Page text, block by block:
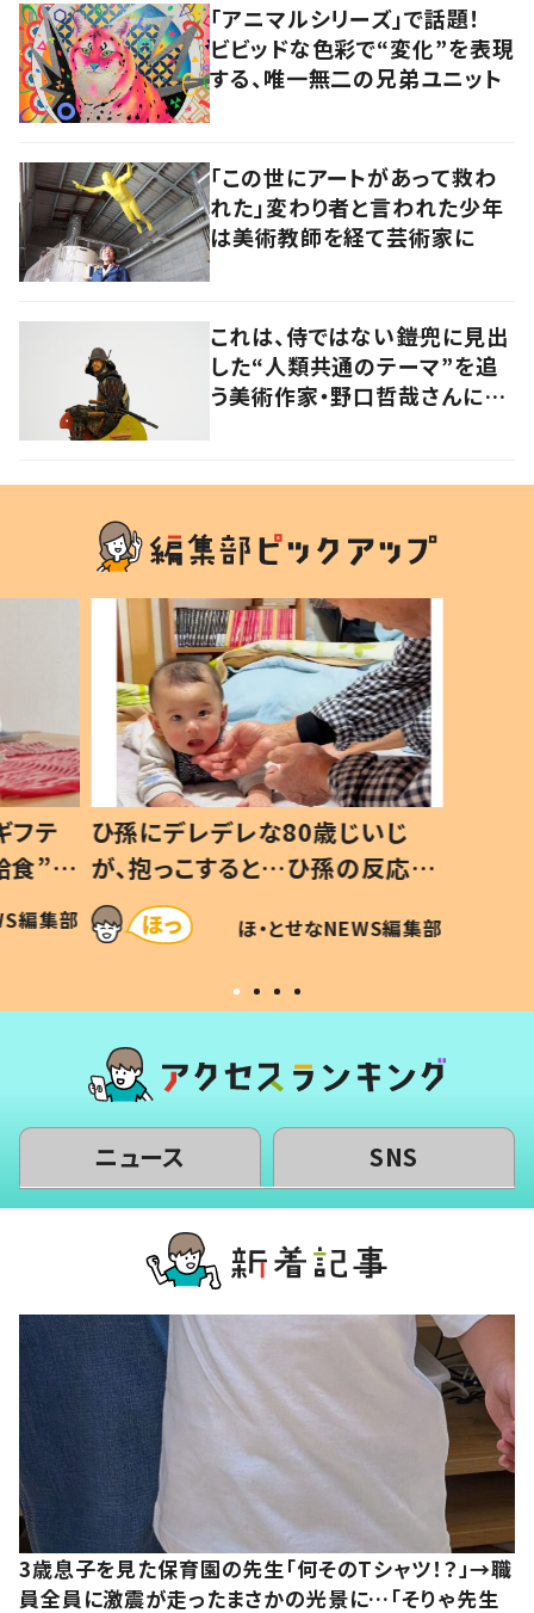
「アニマルシリーズ」で話題！
ビビッドな色彩で“変化”を表現
する、唯一無二の兄弟ユニット
「この世にアートがあって救わ
れた」変わり者と言われた少年
は美術教師を経て芸術家に
これは、侍ではない――鎧兜に見出
した“人類共通のテーマ”を追
う美術作家・野口哲哉さんに聞
フテ
食”を
の親
編集部
ひ孫にデレデレな80歳じいじ
が、抱っこすると…ひ孫の反応に
「涙が出ました」「可愛くて仕方な
い」
ほ・とせなNEWS編集部
ニュース SNS
3歳息子を見た保育園の先生「何そのTシャツ！？」→職
員全員に激震が走ったまさかの光景に…「そりゃ先生